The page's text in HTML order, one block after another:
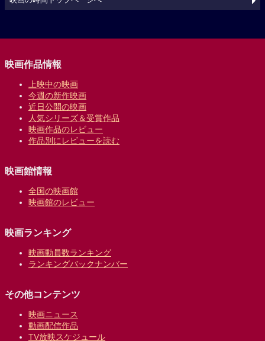
映画作品情報
上映中の映画
今週の新作映画
近日公開の映画
人気シリーズ＆受賞作品
映画作品のレビュー
作品別にレビューを読む
映画館情報
全国の映画館
映画館のレビュー
映画ランキング
映画動員数ランキング
ランキングバックナンバー
その他コンテンツ
映画ニュース
動画配信作品
TV放映スケジュール